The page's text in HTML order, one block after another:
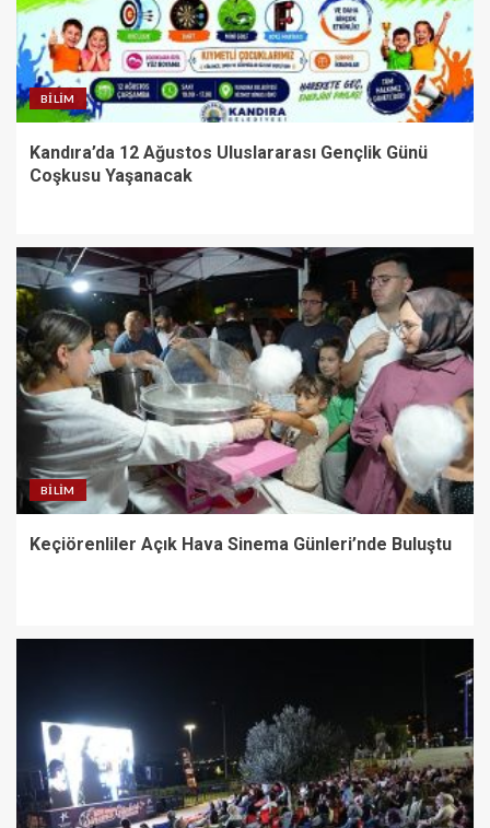
BILIM
Kandıra’da 12 Ağustos Uluslararası Gençlik Günü
Coşkusu Yaşanacak
BILIM
Keçiörenliler Açık Hava Sinema Günleri’nde Buluştu